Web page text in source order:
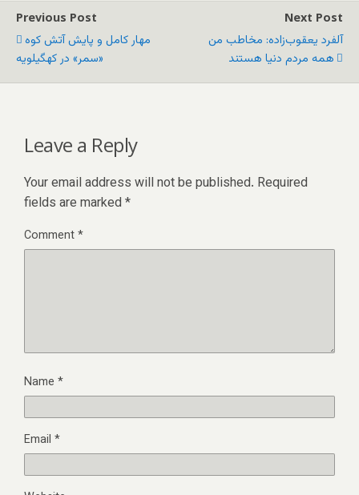
Previous Post
مهار کامل و پایش آتش کوه
«سمر» در کهگیلویه
Next Post
آلفرد یعقوب‌زاده: مخاطب من
همه مردم دنیا هستند
Leave a Reply
Your email address will not be published. Required
fields are marked *
Comment*
Name *
Email *